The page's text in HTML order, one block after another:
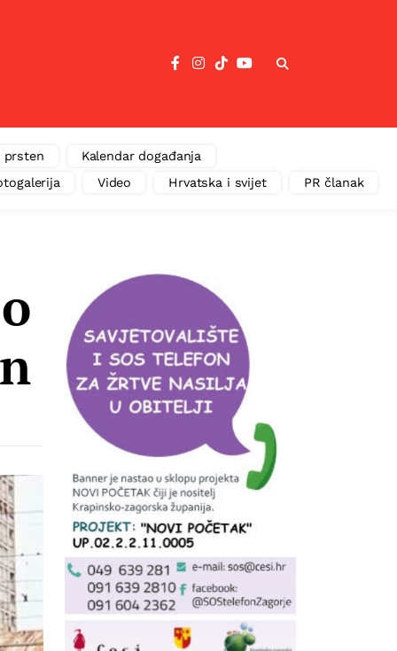
prsten
Kalendar događanja
Video Hrvatska i svijet PR članak